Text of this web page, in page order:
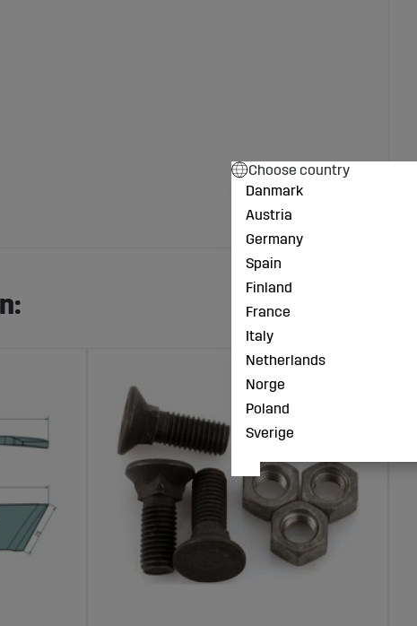
Choose country
Danmark
Austria
Germany
Spain
Finland
France
Italy
Netherlands
Norge
Poland
Sverige